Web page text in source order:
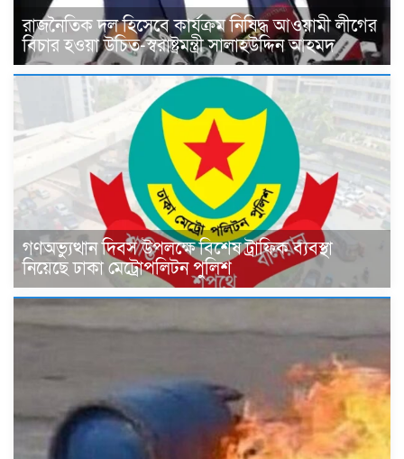
রাজনৈতিক দল হিসেবে কার্যক্রম নিষিদ্ধ আওয়ামী লীগের
বিচার হওয়া উচিত-স্বরাষ্ট্রমন্ত্রী সালাহউদ্দিন আহমদ
গণঅভ্যুত্থান দিবস উপলক্ষে বিশেষ ট্রাফিক ব্যবস্থা
নিয়েছে ঢাকা মেট্রোপলিটন পুলিশ